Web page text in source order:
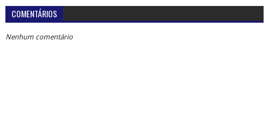
COMENTÁRIOS
Nenhum comentário